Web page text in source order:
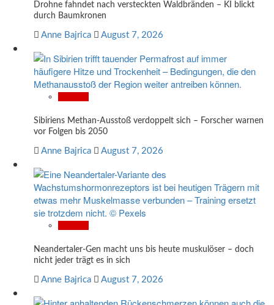
Drohne fahndet nach versteckten Waldbränden – KI blickt
durch Baumkronen
Anne Bajrica August 7, 2026
Sibiriens Methan-Ausstoß verdoppelt sich – Forscher warnen
vor Folgen bis 2050
Anne Bajrica August 7, 2026
Neandertaler-Gen macht uns bis heute muskulöser – doch
nicht jeder trägt es in sich
Anne Bajrica August 7, 2026